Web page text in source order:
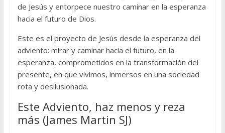
de Jesús y entorpece nuestro caminar en la esperanza
hacia el futuro de Dios.
Este es el proyecto de Jesús desde la esperanza del
adviento: mirar y caminar hacia el futuro, en la
esperanza, comprometidos en la transformación del
presente, en que vivimos, inmersos en una sociedad
rota y desilusionada.
Este Adviento, haz menos y reza
más (James Martin SJ)